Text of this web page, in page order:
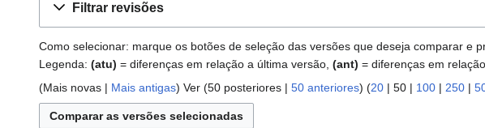
Filtrar revisões
Como selecionar: marque os botões de seleção das versões que deseja comparar e
Legenda: (atu) = diferenças em relação a última versão, (ant) = diferenças em
(Mais novas | Mais antigas) Ver (50 posteriores | 50 anteriores) (20 | 50 | 100 | 250 |